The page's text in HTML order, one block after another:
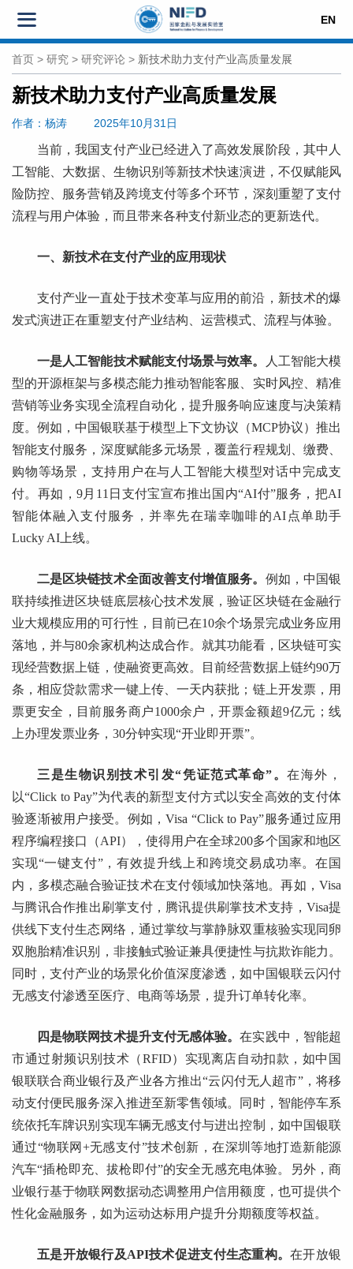
EN
首页 > 研究 > 研究评论 > 新技术助力支付产业高质量发展
新技术助力支付产业高质量发展
作者 ：杨涛 2025年10月31日
当前，我国支付产业已经进入了高效发展阶段，其中人
工智能、大数据、生物识别等新技术快速演进，不仅赋能风
险防控、服务营销及跨境支付等多个环节，深刻重塑了支付
流程与用户体验，而且带来各种支付新业态的更新迭代。
一、新技术在支付产业的应用现状
支付产业一直处于技术变革与应用的前沿，新技术的爆
发式演进正在重塑支付产业结构、运营模式、流程与体验。
一是人工智能技术赋能支付场景与效率。
人工智能大模
型的开源框架与多模态能力推动智能客服、实时风控、精准
营销等业务实现全流程自动化，提升服务响应速度与决策精
度。例如，中国银联基于模型上下文协议（MCP协议）推出
智能支付服务，深度赋能多元场景，覆盖行程规划、缴费、
购物等场景，支持用户在与人工智能大模型对话中完成支
付。再如，9月11日支付宝宣布推出国内“AI付”服务，把AI
智能体融入支付服务，并率先在瑞幸咖啡的AI点单助手
Lucky AI上线。
二是区块链技术全面改善支付增值服务。 例如，中国银
联持续推进区块链底层核心技术发展，验证区块链在金融行
业大规模应用的可行性，目前已在10余个场景完成业务应用
落地，并与80余家机构达成合作。就其功能看，区块链可实
现经营数据上链，使融资更高效。目前经营数据上链约90万
条，相应贷款需求一键上传、一天内获批；链上开发票，用
票更安全，目前服务商户1000余户，开票金额超9亿元；线
上办理发票业务，30分钟实现“开业即开票”。
三是生物识别技术引发“凭证范式革命”。在海外，
以“Click to Pay”为代表的新型支付方式以安全高效的支付体
验逐渐被用户接受。例如，Visa “Click to Pay”服务通过应用
程序编程接口（API），使得用户在全球200多个国家和地区
实现“一键支付”，有效提升线上和跨境交易成功率。在国
内，多模态融合验证技术在支付领域加快落地。再如，Visa
与腾讯合作推出刷掌支付，腾讯提供刷掌技术支持，Visa提
供线下支付生态网络，通过掌纹与掌静脉双重核验实现同卵
双胞胎精准识别，非接触式验证兼具便捷性与抗欺诈能力。
同时，支付产业的场景化价值深度渗透，如中国银联云闪付
无感支付渗透至医疗、电商等场景，提升订单转化率。
四是物联网技术提升支付无感体验。在实践中，智能超
市通过射频识别技术（RFID）实现离店自动扣款，如中国
银联联合商业银行及产业各方推出“云闪付无人超市”，将移
动支付便民服务深入推进至新零售领域。同时，智能停车系
统依托车牌识别实现车辆无感支付与进出控制，如中国银联
通过“物联网+无感支付”技术创新，在深圳等地打造新能源
汽车“插枪即充、拔枪即付”的安全无感充电体验。另外，商
业银行基于物联网数据动态调整用户信用额度，也可提供个
性化金融服务，如为运动达标用户提升分期额度等权益。
五是开放银行及API技术促进支付生态重构。在开放银